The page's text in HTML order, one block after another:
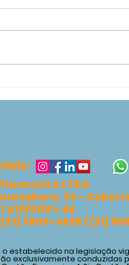
LTDA
24 -
0001-66
3900-4929 / (21)
estabelecido na legislação
exclusivamente conduzidas